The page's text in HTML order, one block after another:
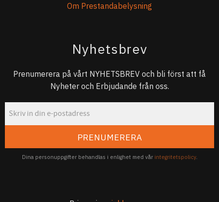
Om Prestandabelysning
Nyhetsbrev
Prenumerera på vårt NYHETSBREV och bli först att få
Nyheter och Erbjudande från oss.
PRENUMERERA
Dina personuppgifter behandlas i enlighet med vår integritetspolicy.